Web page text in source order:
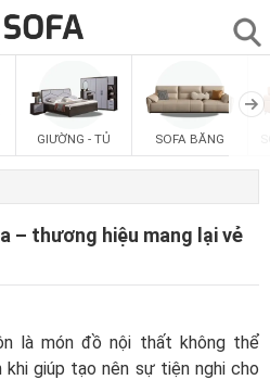
▼
GIƯỜNG - TỦ SOFA BĂNG
– thương hiệu mang lại vẻ
là món đồ nội thất không thể
khi giúp tạo nên sự tiện nghi cho